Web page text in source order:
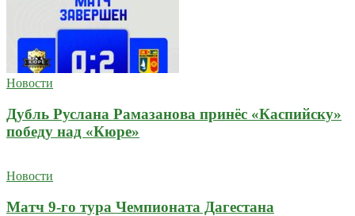
Новости
Дубль Руслана Рамазанова принёс «Каспийску»
победу над «Кюре»
Новости
Матч 9-го тура Чемпионата Дагестана